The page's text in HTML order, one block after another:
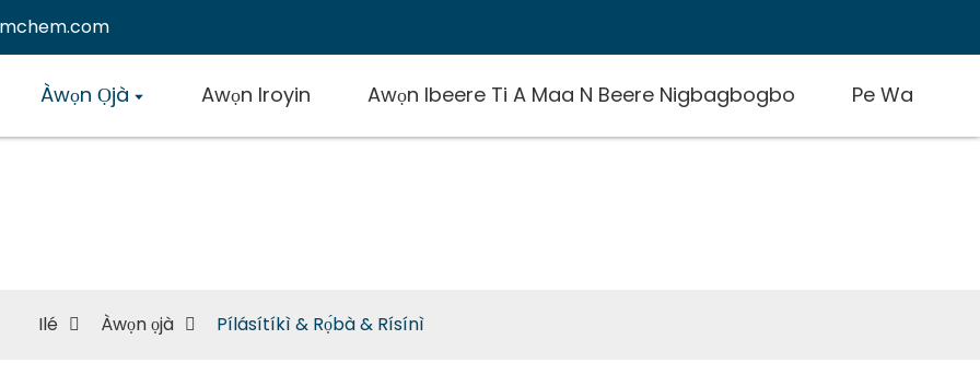
Àwọn Ọjà Awọn Iroyin Awọn Ibeere Ti A Maa N Beere Nigbagbogbo Pe Wa
Ilé Àwọn ọjà Pílásítíkì & Rọ́bà & Rísínì